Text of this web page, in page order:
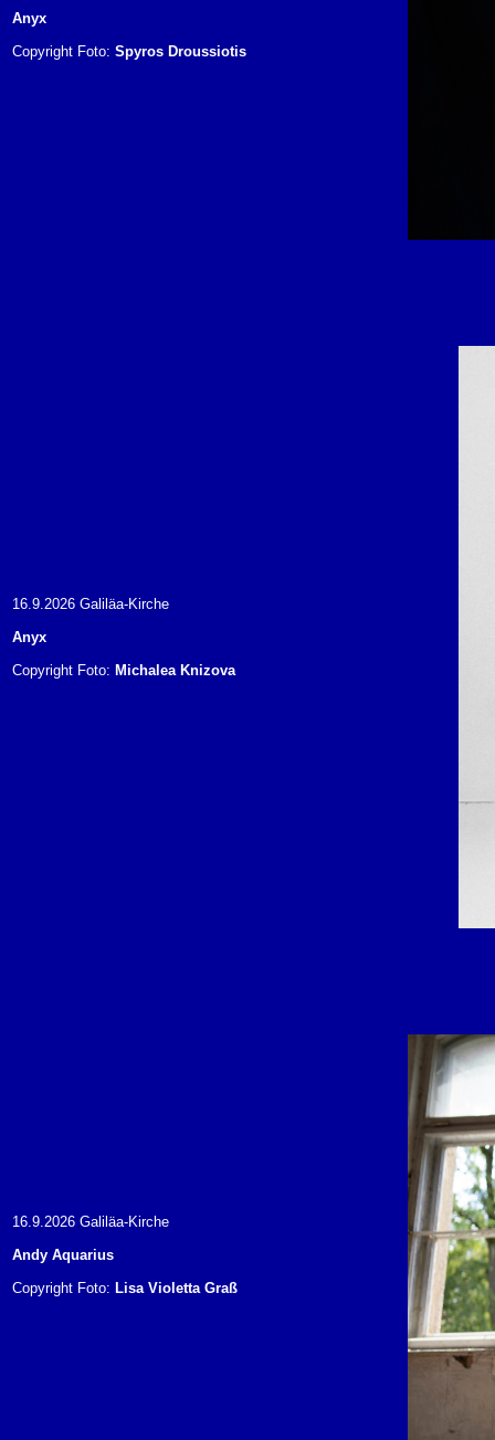
Anyx
Copyright Foto: Spyros Droussiotis
16.9.2026 Galiläa-Kirche
Anyx
Copyright Foto: Michalea Knizova
16.9.2026 Galiläa-Kirche
Andy Aquarius
Copyright Foto: Lisa Violetta Graß